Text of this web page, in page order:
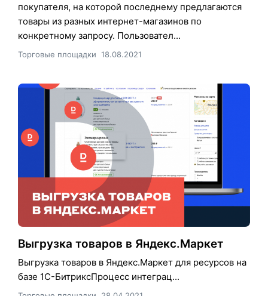
покупателя, на которой последнему предлагаются
товары из разных интернет-магазинов по
конкретному запросу. Пользовател...
Торговые площадки 18.08.2021
Выгрузка товаров в Яндекс.Маркет
Выгрузка товаров в Яндекс.Маркет для ресурсов на
базе 1С-БитриксПроцесс интеграц...